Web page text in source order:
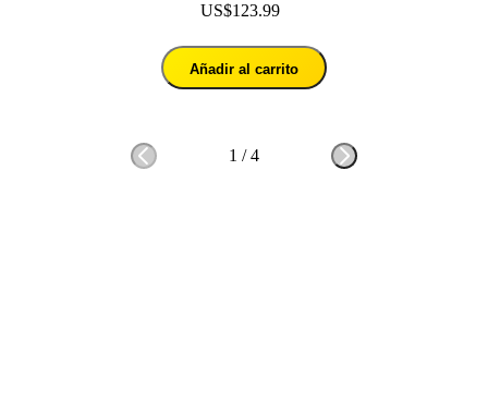
US$123.99
Añadir al carrito
1 /4